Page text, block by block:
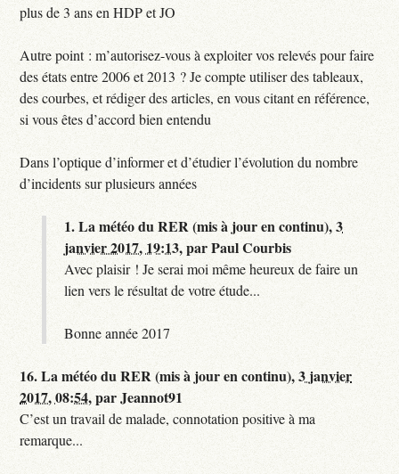
plus de 3 ans en HDP et JO
Autre point : m’autorisez-vous à exploiter vos relevés pour faire
des états entre 2006 et 2013 ? Je compte utiliser des tableaux,
des courbes, et rédiger des articles, en vous citant en référence,
si vous êtes d’accord bien entendu
Dans l’optique d’informer et d’étudier l’évolution du nombre
d’incidents sur plusieurs années
1.La météo du RER (mis à jour en continu),3
janvier 2017, 19:13,parPaul Courbis
Avec plaisir ! Je serai moi même heureux de faire un
lien vers le résultat de votre étude...
Bonne année 2017
16.La météo du RER (mis à jour en continu),3 janvier
2017, 08:54,parJeannot91
C’est un travail de malade, connotation positive à ma
remarque...